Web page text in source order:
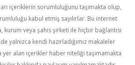
içeriklerin sorumluluğunu taşımakta olup,
kabul etmiş sayılırlar. Bu internet
veya şahıs şirketi ile hiçbir bağlantısı
yalnızca kendi hazırladığımız makaleler
yer alan içerikler haber niteliği taşımamakta